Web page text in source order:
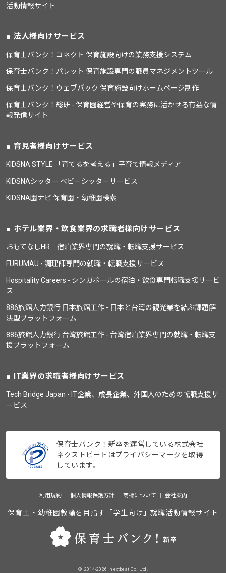
活動情報サイト
法人様向けサービス
保育士バンク！コネクト 保育施設向けの業務支援システム
保育士バンク！パレット 保育施設専門の職員マネジメントツール
保育士バンク！ウェブパック 保育施設向けホームページ制作
保育士バンク！総研 - 保育園経営や保育の実務に活かせる有益な情
報発信サイト
育児者様向けサービス
KIDSNA STYLE 「育てるを考える」子育て情報メディア
KIDSNAシッター ベビーシッターサービス
KIDSNA園ナビ 保育園・幼稚園検索
ホテル業界・飲食業界の求職者様向けサービス
おもてなしHR 宿泊業界専門の就職・転職支援サービス
FURUMAU - 調理師専門の就職・転職支援サービス
Hospitality Careers - シンガポールの宿泊・飲食専門転職支援サービ
ス
886旅館人力銀行 日本旅館工作 - 日本と台湾の観光業を結ぶ課題解
決型プラットフォーム
886旅館人力銀行 台湾旅館工作 - 台湾宿泊業界専門の就職・転職支
援プラットフォーム
IT業界の求職者様向けサービス
Tech Bridge Japan - IT企業、成長企業、外国人のための転職支援サ
ービス
保育士バンク！新卒を運営している株式会社
ネクストビートはプライバシーマークを取得
しています。
利用規約 個人情報保護方針 商標について 会社案内
保育士・幼稚園教諭を目指す「学生向け」就職活動情報サイト
©_2014-2026_nextbeat Co., Ltd.